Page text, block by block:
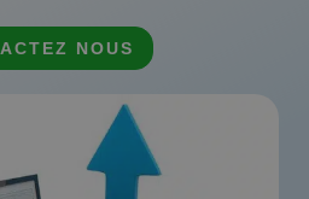
NOUS